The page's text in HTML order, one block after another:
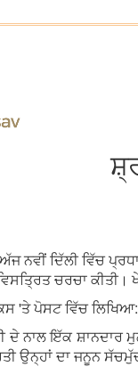
ਨਵੀਂ ਦਿੱਲੀ ਵਿੱਚ
ਚਰਚਾ
'ਤੇ ਪੋਸਟ ਵਿੱਚ ਲਿਖਿਆ:
ਦੇ ਨਾਲ ਇੱਕ ਸ਼ਾਨਦਾਰ
ਉਨ੍ਹਾਂ ਦਾ ਜਨੂਨ